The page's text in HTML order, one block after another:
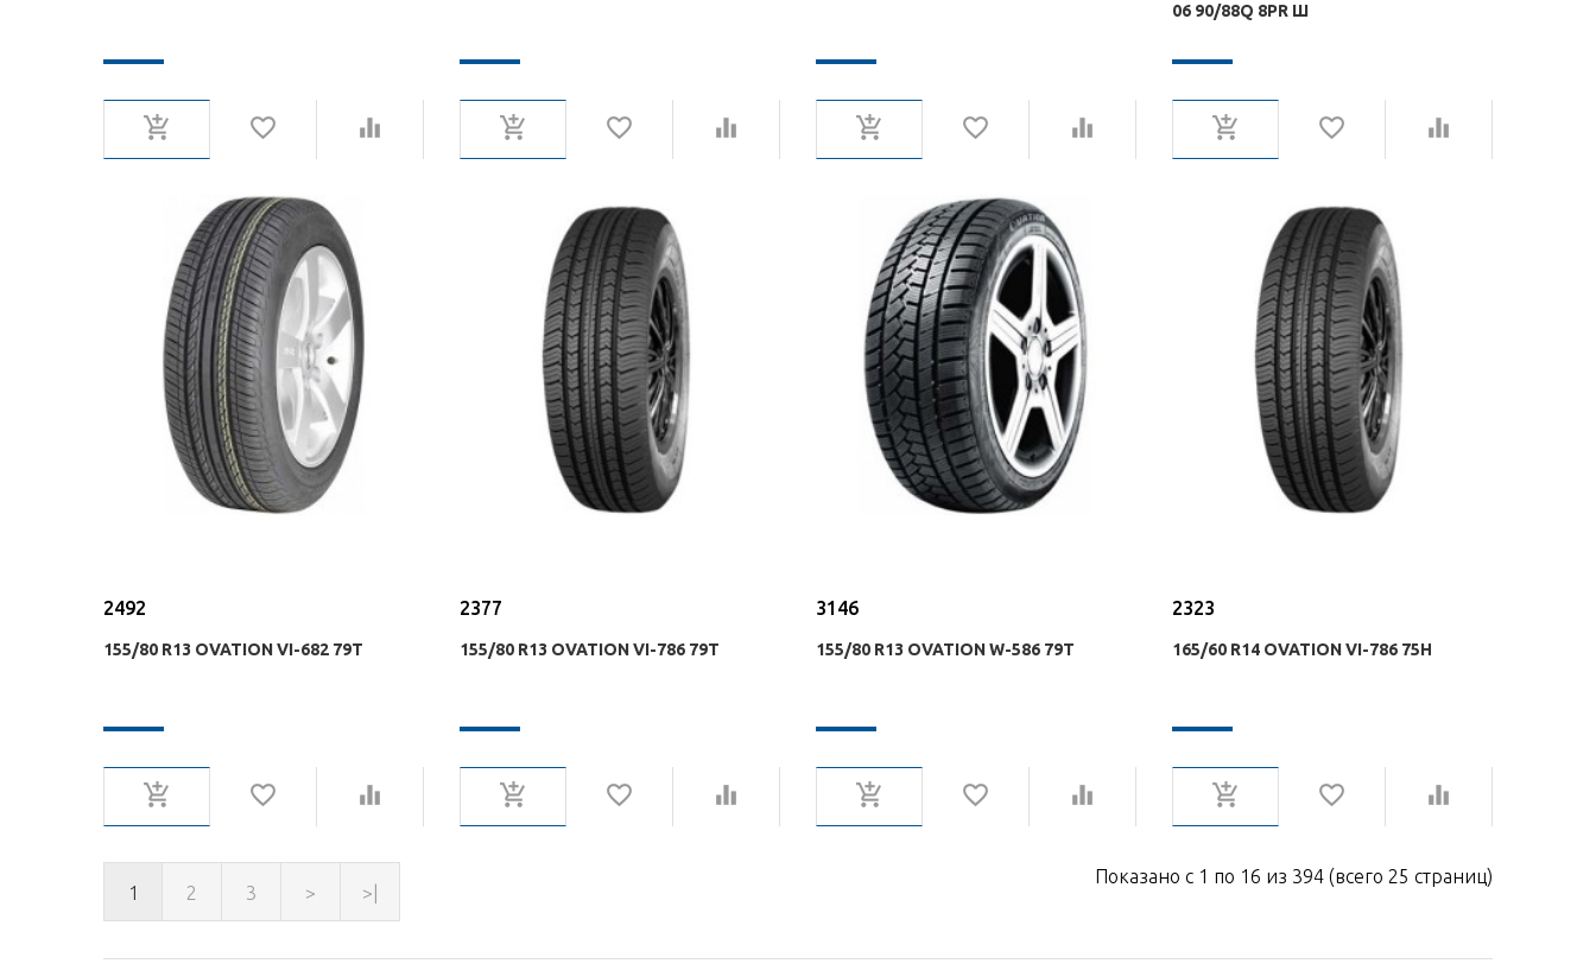
06 90/88Q 8PR Ш
2492
155/80 R13 OVATION VI-682 79T
2377
155/80 R13 OVATION VI-786 79T
3146
155/80 R13 OVATION W-586 79T
2323
165/60 R14 OVATION VI-786 75H
1 2 3 > >|
Показано с 1 по 16 из 394 (всего 25 страниц)